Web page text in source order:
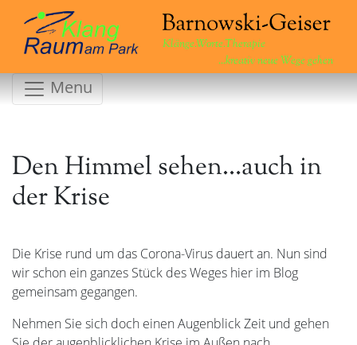
Klänge.Worte.Therapie
...kreativ neue Wege gehen
Menu
Den Himmel sehen…auch in
der Krise
Die Krise rund um das Corona-Virus dauert an. Nun sind
wir schon ein ganzes Stück des Weges hier im Blog
gemeinsam gegangen.
Nehmen Sie sich doch einen Augenblick Zeit und gehen